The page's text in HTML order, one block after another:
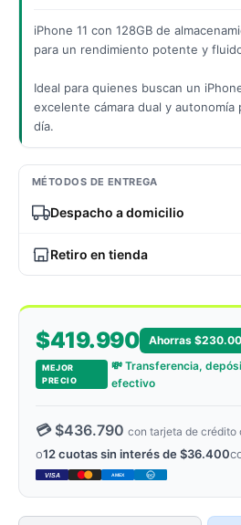
→
iPhone 11 con 128GB de
para un rendimiento potente y
Ideal para quienes buscan un
excelente cámara dual y autonomía
día.
MÉTODOS DE ENTREGA
Despacho a domicilio
Retiro en tienda
$419.990 Ahorras
MEJOR
PRECIO
💸 Transferencia,
efectivo
💳 $436.790 con tarjeta de crédito
o12 cuotas sin interés de $36.400
VISA AMEX DC